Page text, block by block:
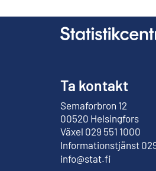
Ta kontakt
Semaforbron 12
00520 Helsingfors
Extern länk
Växel 029 551 1000
Informationstjänst
info@stat.fi